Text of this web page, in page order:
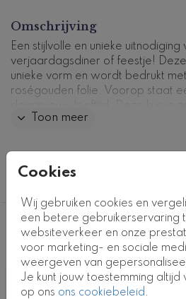
Cookies
Wij gebruiken cookies en
een betere gebruikerservaring
websiteverkeer en onze
voor marketing- en sociale
weergeven van
Je kunt jouw toestemming altijd
op ons ons cookiebeleid.
Omschrijving
Een stijlvolle en unieke
verjaardagsdiner of feestje!
unieke vorm en wordt bedrukt
roségouden folie. Voorop staat
onze handige editor, zo ook de
Kaartcode: FD-U-518
Toon meer
Collectie
Deze ontwerpen vind
leuk